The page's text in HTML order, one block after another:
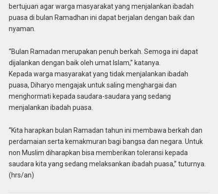
bertujuan agar warga masyarakat yang menjalankan ibadah
puasa di bulan Ramadhan ini dapat berjalan dengan baik dan
nyaman.
“Bulan Ramadan merupakan penuh berkah. Semoga ini dapat
dijalankan dengan baik oleh umat Islam,” katanya.
Kepada warga masyarakat yang tidak menjalankan ibadah
puasa, Diharyo mengajak untuk saling menghargai dan
menghormati kepada saudara-saudara yang sedang
menjalankan ibadah puasa.
“Kita harapkan bulan Ramadan tahun ini membawa berkah dan
perdamaian serta kemakmuran bagi bangsa dan negara. Untuk
non Muslim diharapkan bisa memberikan toleransi kepada
saudara kita yang sedang melaksankan ibadah puasa,” tuturnya.
(hrs/an)